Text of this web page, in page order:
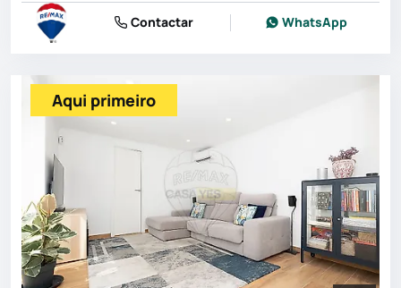
Contactar WhatsApp
Aqui primeiro